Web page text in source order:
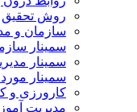
روش تحقیق
سازمان و
سمینار
سمینار
سمینار
کارورزی و
مدیریت